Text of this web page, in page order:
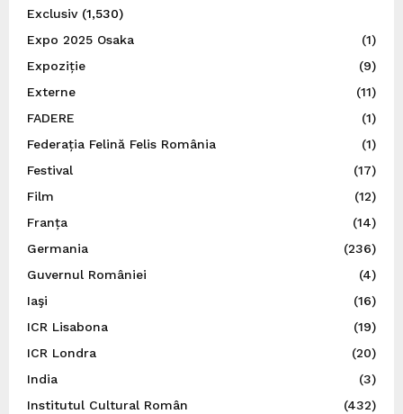
Exclusiv(1,530)
Expo 2025 Osaka
(1)
Expoziție
(9)
Externe
(11)
FADERE
(1)
Federația Felină Felis România
(1)
Festival
(17)
Film
(12)
Franța
(14)
Germania
(236)
Guvernul României
(4)
Iaşi
(16)
ICR Lisabona
(19)
ICR Londra
(20)
India
(3)
Institutul Cultural Român
(432)